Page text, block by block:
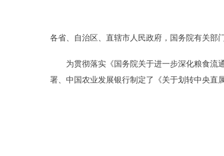
ENGLISH
DEUTSCH
各省、自治区、直辖市人民政府，国务院有关部
为贯彻落实《国务院关于进一步深化粮食流通
署、中国农业发展银行制定了《关于划转中央直